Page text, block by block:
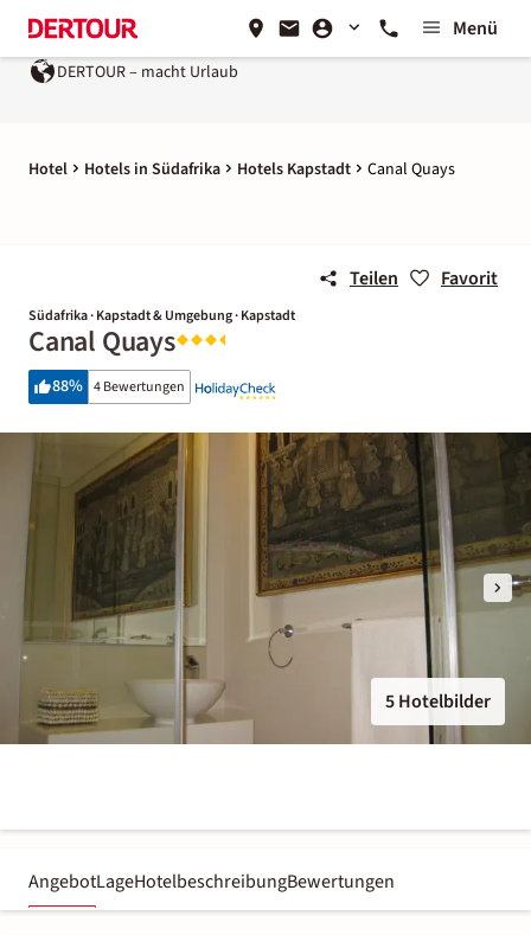
Menü
DERTOUR – macht Urlaub
Hotel Hotels in Südafrika Hotels Kapstadt Canal Quays
Teilen Favorit
Südafrika · Kapstadt & Umgebung · Kapstadt
Canal Quays
88% 4 Bewertungen
5 Hotelbilder
AngebotLageHotelbeschreibungBewertungen